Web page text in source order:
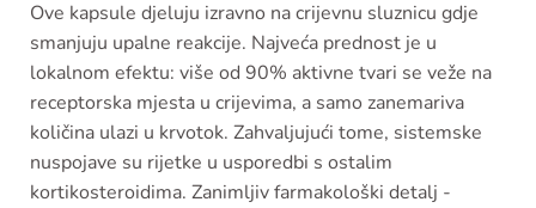
Ove kapsule djeluju izravno na crijevnu sluznicu gdje
smanjuju upalne reakcije. Najveća prednost je u
lokalnom efektu: više od 90% aktivne tvari se veže na
receptorska mjesta u crijevima, a samo zanemariva
količina ulazi u krvotok. Zahvaljujući tome, sistemske
nuspojave su rijetke u usporedbi s ostalim
kortikosteroidima. Zanimljiv farmakološki detalj -